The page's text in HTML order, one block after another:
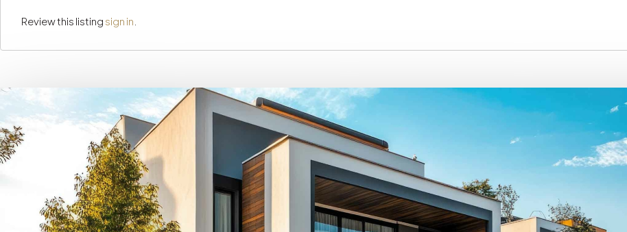
Review this listing sign in